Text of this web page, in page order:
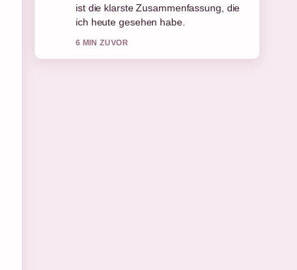
ausgewogenen Ton hier.
8 MIN ZUVOR